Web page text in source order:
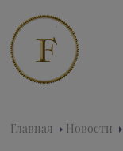
Главная Новости